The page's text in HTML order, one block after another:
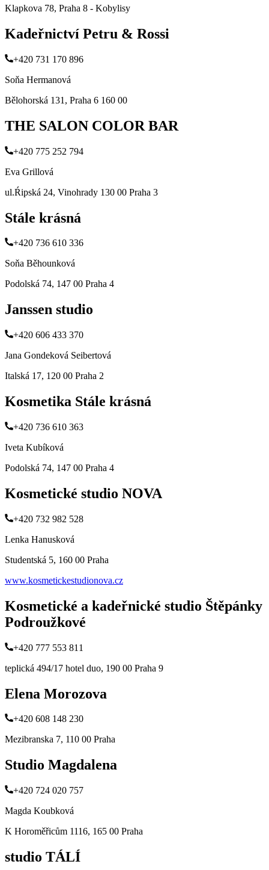
Klapkova 78, Praha 8 - Kobylisy
Kadeřnictví Petru & Rossi
+420 731 170 896
Soňa Hermanová
Bělohorská 131, Praha 6 160 00
THE SALON COLOR BAR
+420 775 252 794
Eva Grillová
ul.Ŕipská 24, Vinohrady 130 00 Praha 3
Stále krásná
+420 736 610 336
Soňa Běhounková
Podolská 74, 147 00 Praha 4
Janssen studio
+420 606 433 370
Jana Gondeková Seibertová
Italská 17, 120 00 Praha 2
Kosmetika Stále krásná
+420 736 610 363
Iveta Kubíková
Podolská 74, 147 00 Praha 4
Kosmetické studio NOVA
+420 732 982 528
Lenka Hanusková
Studentská 5, 160 00 Praha
www.kosmetickestudionova.cz
Kosmetické a kadeřnické studio Štěpánky
Podroužkové
+420 777 553 811
teplická 494/17 hotel duo, 190 00 Praha 9
Elena Morozova
+420 608 148 230
Mezibranska 7, 110 00 Praha
Studio Magdalena
+420 724 020 757
Magda Koubková
K Horoměřicům 1116, 165 00 Praha
studio TÁLÍ